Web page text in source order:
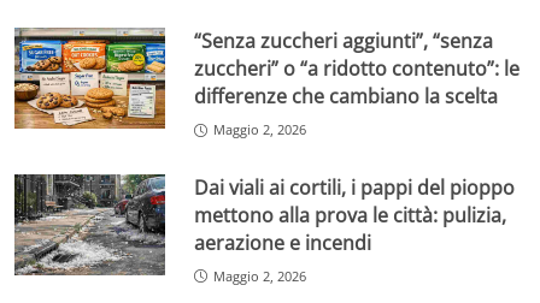
“Senza zuccheri aggiunti”, “senza
zuccheri” o “a ridotto contenuto”: le
differenze che cambiano la scelta
Maggio 2, 2026
Dai viali ai cortili, i pappi del pioppo
mettono alla prova le città: pulizia,
aerazione e incendi
Maggio 2, 2026